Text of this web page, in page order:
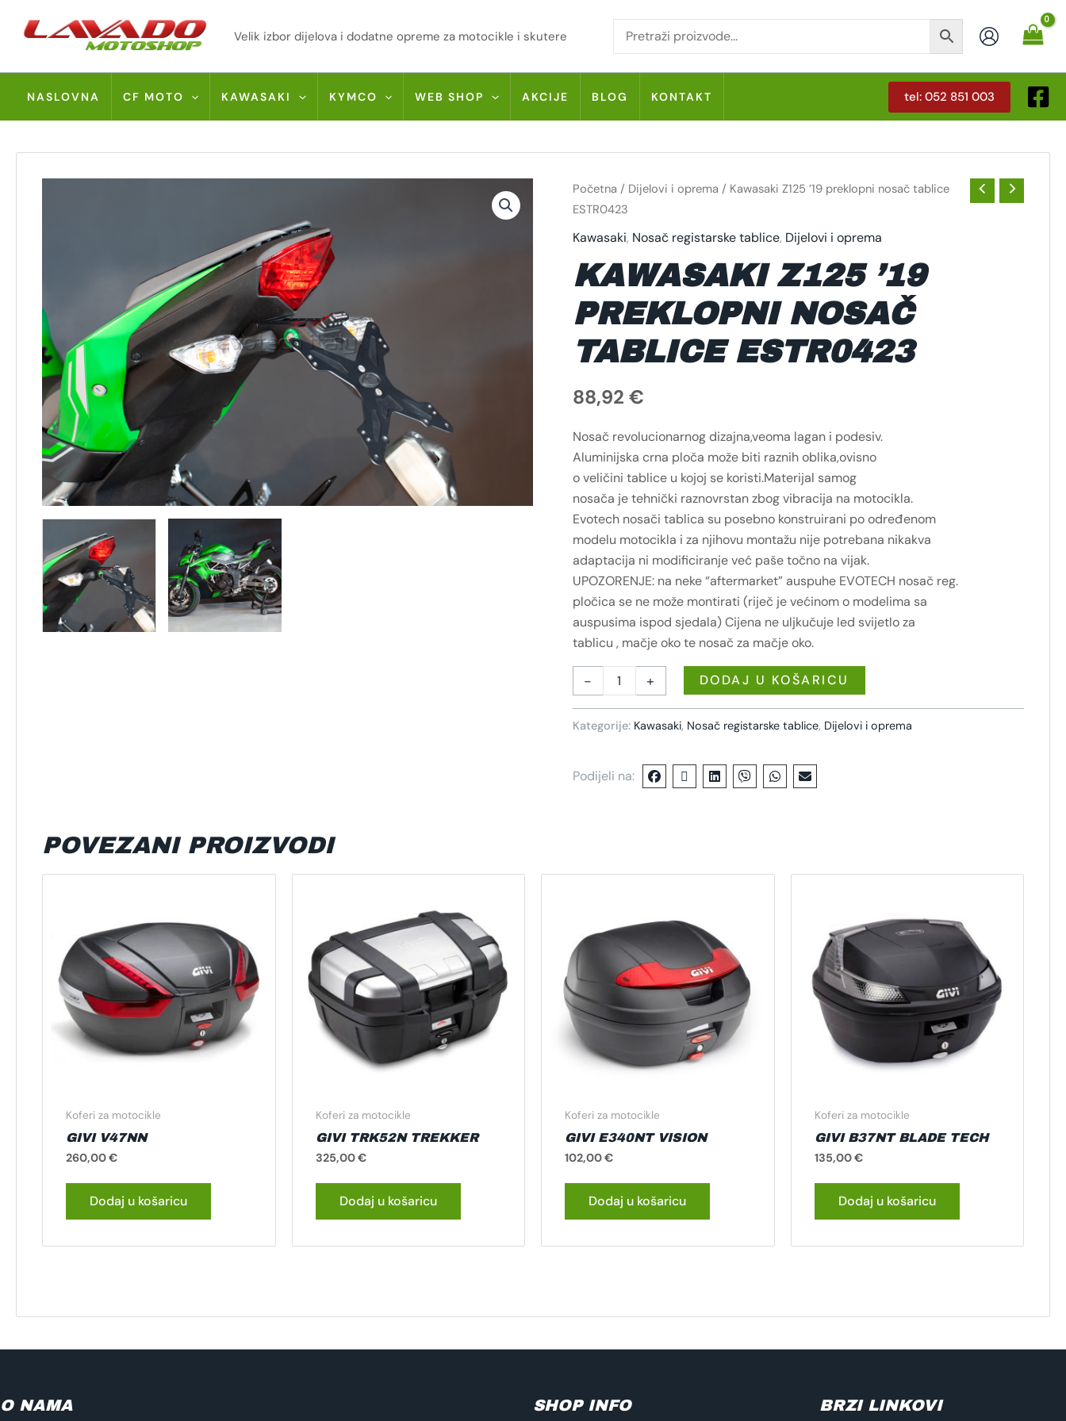
Velik izbor dijelova i dodatne opreme za motocikle i skutere
NASLOVNA CF MOTO KAWASAKI KYMCO WEB SHOP AKCIJE BLOG KONTAKT tel: 052 851 003
Početna / Dijelovi i oprema / Kawasaki Z125 ’19 preklopni nosač tablice
ESTR0423
Kawasaki, Nosač registarske tablice, Dijelovi i oprema
KAWASAKI Z125 ’19
PREKLOPNI NOSAČ
TABLICE ESTR0423
88,92 €
Nosač revolucionarnog dizajna,veoma lagan i podesiv.
Aluminijska crna ploča može biti raznih oblika,ovisno
o veličini tablice u kojoj se koristi.Materijal samog
nosača je tehnički raznovrstan zbog vibracija na motocikla.
Evotech nosači tablica su posebno konstruirani po određenom
modelu motocikla i za njihovu montažu nije potrebana nikakva
adaptacija ni modificiranje već paše točno na vijak.
UPOZORENJE: na neke “aftermarket” auspuhe EVOTECH nosač reg.
pločica se ne može montirati (riječ je većinom o modelima sa
auspusima ispod sjedala) Cijena ne uljkučuje led svijetlo za
tablicu , mačje oko te nosač za mačje oko.
-
KAWASAKI
Z125
'19
NOSAČ
TABLICE
KOLIČINA
+ DODAJ U KOŠARICU
Kategorije: Kawasaki, Nosač registarske tablice, Dijelovi i oprema
Podijeli na:
POVEZANI PROIZVODI
Koferi za motocikle
GIVI V47NN
260,00€
Dodaj u košaricu
Koferi za motocikle
GIVI TRK52N TREKKER
325,00€
Dodaj u košaricu
Koferi za motocikle
GIVI E340NT VISION
102,00€
Dodaj u košaricu
Koferi za motocikle
GIVI B37NT BLADE TECH
135,00€
Dodaj u košaricu
O NAMA SHOP INFO BRZI LINKOVI